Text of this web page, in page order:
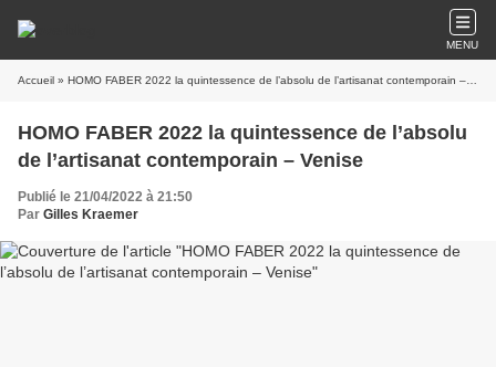
MENU
Accueil » HOMO FABER 2022 la quintessence de l’absolu de l’artisanat contemporain – Venise
HOMO FABER 2022 la quintessence de l’absolu
de l’artisanat contemporain – Venise
Publié le 21/04/2022 à 21:50
Par Gilles Kraemer